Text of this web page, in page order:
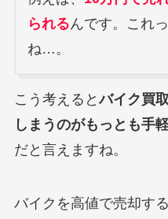
られるんです。これ
ね…。
こう考えるとバイク買
しまうのがもっとも手
だと言えますね。
バイクを高値で売却す